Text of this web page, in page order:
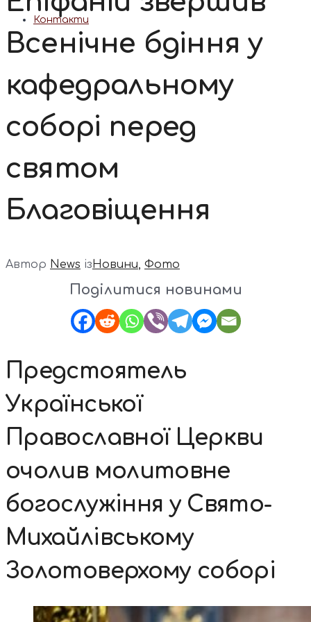
Контакти
Всенічне бдіння у
кафедральному
соборі перед
святом
Благовіщення
Автор News ізНовини, Фото
Поділитися новинами
Предстоятель
Української
Православної Церкви
очолив молитовне
богослужіння у Свято-
Михайлівському
Золотоверхому соборі